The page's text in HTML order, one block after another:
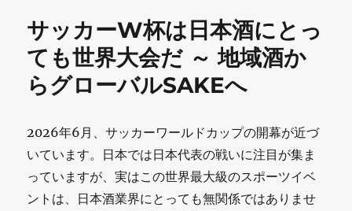
サッカーW杯は日本酒にとっ
ても世界大会だ ～ 地域酒か
らグローバルSAKEへ
2026年6月、サッカーワールドカップの開幕が近づ
いています。日本では日本代表の戦いに注目が集ま
っていますが、実はこの世界最大級のスポーツイベ
ントは、日本酒業界にとっても無関係ではありませ